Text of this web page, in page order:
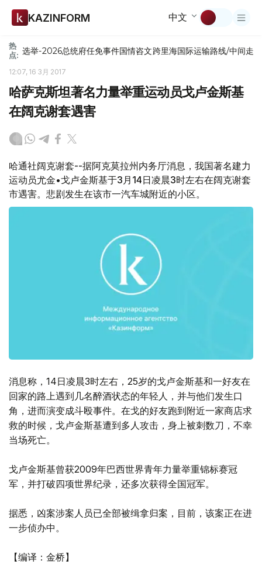
KAZINFORM 中文
热
点: 选举-2026总统府任免事件国情咨文跨里海国际运输路线/中间走廊
12:07, 16 3月 2017
哈萨克斯坦著名力量举重运动员戈卢金斯基
在阔克谢套遇害
哈通社阔克谢套--据阿克莫拉州内务厅消息，我国著名建力
运动员尤金•戈卢金斯基于3月14日凌晨3时左右在阔克谢套
市遇害。悲剧发生在该市一汽车城附近的小区。
消息称，14日凌晨3时左右，25岁的戈卢金斯基和一好友在
回家的路上遇到几名醉酒状态的年轻人，并与他们发生口
角，进而演变成斗殴事件。在戈的好友跑到附近一家商店求
救的时候，戈卢金斯基遭到多人攻击，身上被刺数刀，不幸
当场死亡。
戈卢金斯基曾获2009年巴西世界青年力量举重锦标赛冠
军，并打破四项世界纪录，还多次获得全国冠军。
据悉，凶案涉案人员已全部被缉拿归案，目前，该案正在进
一步侦办中。
【编译：金桥】